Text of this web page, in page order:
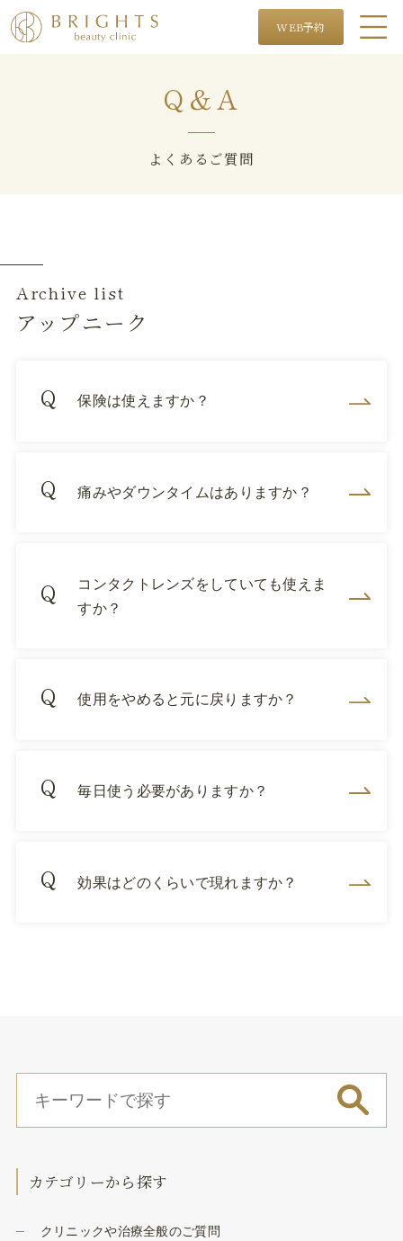
WEB予約
Q＆A
よくあるご質問
Archive list
アップニーク
保険は使えますか？
痛みやダウンタイムはありますか？
コンタクトレンズをしていても使えま
すか？
使用をやめると元に戻りますか？
毎日使う必要がありますか？
効果はどのくらいで現れますか？
カテゴリーから探す
クリニックや治療全般のご質問